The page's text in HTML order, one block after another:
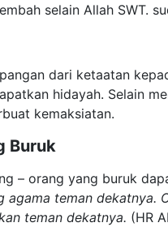
selain Allah SWT.
dari ketaatan
hidayah. Selain
kemaksiatan.
Buruk
– orang yang buruk
agama teman dekatnya.
teman dekatnya. (HR